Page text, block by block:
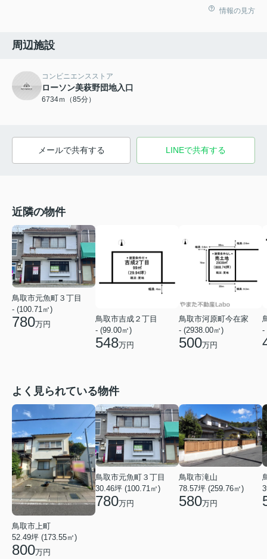
情報の見方
周辺施設
コンビニエンスストア
ローソン美萩野団地入口
6734ｍ（85分）
メールで共有する LINEで共有する
近隣の物件
鳥取市元魚町３丁目
- (100.71㎡)
780万円
鳥取市吉成２丁目
- (99.00㎡)
548万円
鳥取市河原町今在家
- (2938.00㎡)
500万円
-
よく見られている物件
鳥取市上町
52.49坪 (173.55㎡)
800万円
鳥取市元魚町３丁目
30.46坪 (100.71㎡)
780万円
鳥取市滝山
78.57坪 (259.76㎡)
580万円